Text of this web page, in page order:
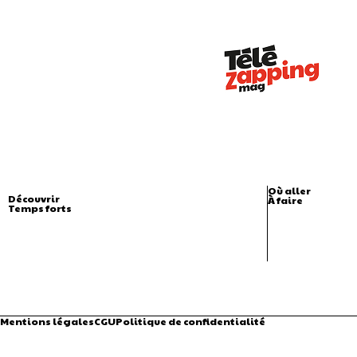
Découvrir
Temps forts
Où aller
À faire
Mentions légalesCGUPolitique de confidentialité